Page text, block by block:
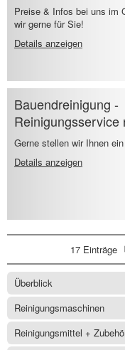
Preise & Infos bei uns im
wir gerne für Sie!
Details anzeigen
Bauendreinigung -
Reinigungsservice
Gerne stellen wir Ihnen
Details anzeigen
17 Einträge
Überblick
Reinigungsmaschinen
Reinigungsmittel +